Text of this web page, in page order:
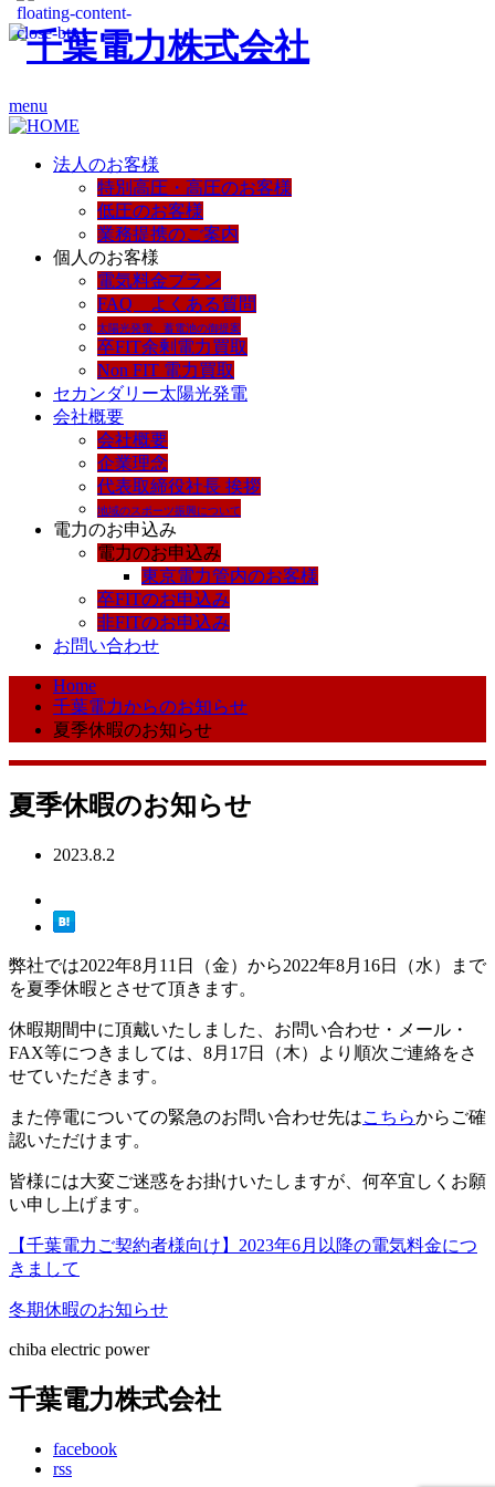
menu
法人のお客様
特別高圧・高圧のお客様
低圧のお客様
業務提携のご案内
個人のお客様
電気料金プラン
FAQ よくある質問
太陽光発電、蓄電池の御提案
卒FIT余剰電力買取
Non FIT 電力買取
セカンダリー太陽光発電
会社概要
会社概要
企業理念
代表取締役社長 挨拶
地域のスポーツ振興について
電力のお申込み
電力のお申込み
東京電力管内のお客様
卒FITのお申込み
非FITのお申込み
お問い合わせ
Home
千葉電力からのお知らせ
夏季休暇のお知らせ
夏季休暇のお知らせ
2023.8.2
弊社では2022年8月11日（金）から2022年8月16日（水）まで
を夏季休暇とさせて頂きます。
休暇期間中に頂戴いたしました、お問い合わせ・メール・
FAX等につきましては、8月17日（木）より順次ご連絡をさ
せていただきます。
また停電についての緊急のお問い合わせ先はこちらからご確
認いただけます。
皆様には大変ご迷惑をお掛けいたしますが、何卒宜しくお願
い申し上げます。
【千葉電力ご契約者様向け】2023年6月以降の電気料金につ
きまして
冬期休暇のお知らせ
chiba electric power
千葉電力株式会社
facebook
rss